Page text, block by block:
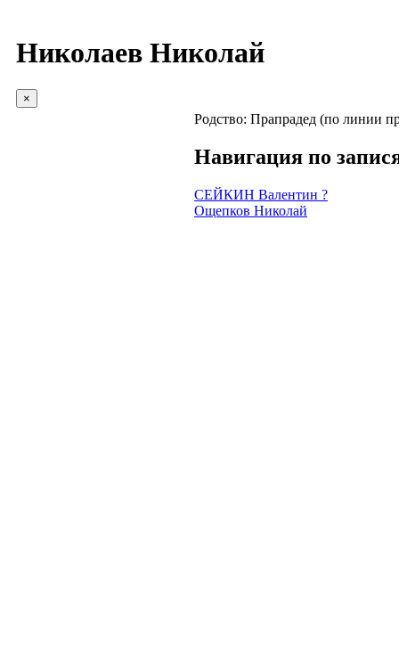
Николаев Николай
×
Родство: Прапрадед (по линии
Навигация по
СЕЙКИН Валентин ?
Ощепков Николай